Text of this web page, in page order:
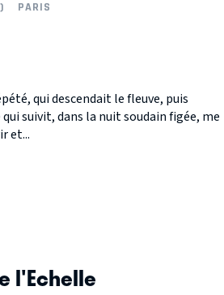
PARIS
qui descendait le fleuve, puis
suivit, dans la nuit soudain figée, me
et...
l'Echelle